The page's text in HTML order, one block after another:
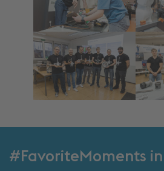
#FavoriteMoments